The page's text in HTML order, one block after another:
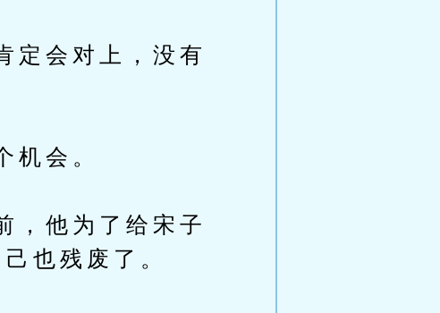
会对上，没有
会。
他为了给宋子
也残废了。